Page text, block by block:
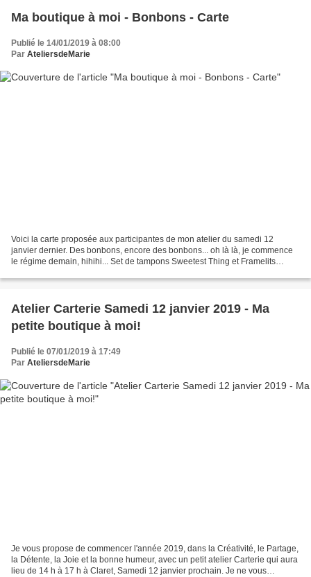
Ma boutique à moi - Bonbons - Carte
Publié le 14/01/2019 à 08:00
Par AteliersdeMarie
Voici la carte proposée aux participantes de mon atelier du samedi 12
janvier dernier. Des bonbons, encore des bonbons... oh là là, je commence
le régime demain, hihihi... Set de tampons Sweetest Thing et Framelits
Atelier Carterie Samedi 12 janvier 2019 - Ma
petite boutique à moi!
Publié le 07/01/2019 à 17:49
Par AteliersdeMarie
Je vous propose de commencer l'année 2019, dans la Créativité, le Partage,
la Détente, la Joie et la bonne humeur, avec un petit atelier Carterie qui aura
lieu de 14 h à 17 h à Claret, Samedi 12 janvier prochain. Je ne vous